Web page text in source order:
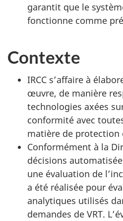
garantit que le
fonctionne comme
Contexte
IRCC s’affaire à
œuvre, de manière
technologies axées
conformité avec
matière de protection
Conformément à la
décisions
une évaluation de
a été réalisée pour
analytiques utilisés
demandes de VRT.